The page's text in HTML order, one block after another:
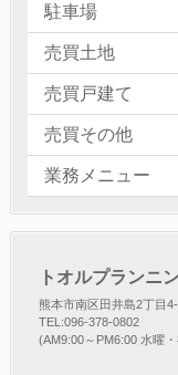
駐車場
売買土地
売買戸建て
売買その他
業務メニュー
トオルプラン
熊本市南区田井島2丁目4-
TEL:096-378-0802
(AM9:00～PM6:00 水曜